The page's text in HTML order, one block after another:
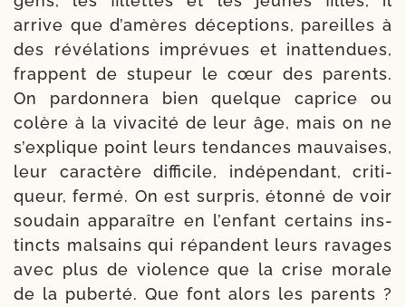
arrive que d’amères décep­tions, pareilles à
des révé­lations impré­vues et inat­ten­dues,
frappent de stu­peur le cœur des parents.
On par­don­ne­ra bien quelque caprice ou
colère à la viva­ci­té de leur âge, mais on ne
s’explique point leurs ten­dances mau­vaises,
leur carac­tère dif­fi­cile, indé­pen­dant, cri­ti­
queur, fer­mé. On est sur­pris, éton­né de voir
sou­dain appa­raître en l’enfant cer­tains ins­
tincts mal­sains qui répandent leurs ravages
avec plus de vio­lence que la crise morale
de la puber­té. Que font alors les parents ?